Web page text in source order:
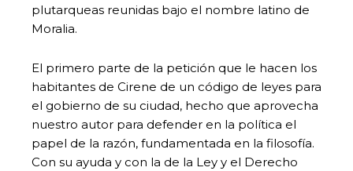
plutarqueas reunidas bajo el nombre latino de
Moralia.
El primero parte de la petición que le hacen los
habitantes de Cirene de un código de leyes para
el gobierno de su ciudad, hecho que aprovecha
nuestro autor para defender en la política el
papel de la razón, fundamentada en la filosofía.
Con su ayuda y con la de la Ley y el Derecho